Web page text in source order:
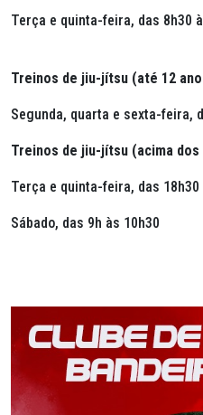
Terça e quinta-feira, das 8h30
Treinos de jiu-jítsu (até 12
Segunda, quarta e sexta-feira,
Treinos de jiu-jítsu (acima dos
Terça e quinta-feira, das 18h30
Sábado, das 9h às 10h30